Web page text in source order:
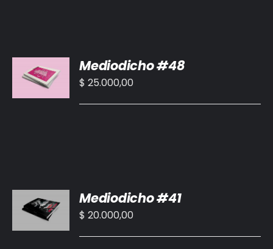
AL
CARRITO
/
Mediodicho #48
$ 25.000,00
AL
CARRITO
/
Mediodicho #41
$ 20.000,00